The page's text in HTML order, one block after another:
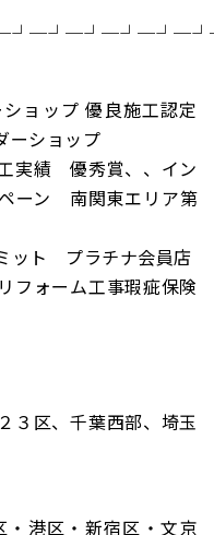
ョップ 優良施工認定
ーショップ
実績 優秀賞、、イン
ーン 南関東エリア第
ット プラチナ会員店
フォーム工事瑕疵保険
３区、千葉西部、埼玉
港区・新宿区・文京